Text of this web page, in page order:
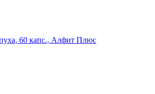
60 капс., Алфит Плюс